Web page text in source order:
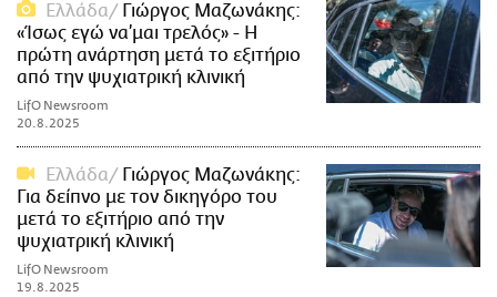
Ελλάδα
Γιώργος Μαζωνάκης:
«Ίσως εγώ να’μαι τρελός» - Η
πρώτη ανάρτηση μετά το εξιτήριο
από την ψυχιατρική κλινική
LifO Newsroom
20.8.2025
Ελλάδα
Γιώργος Μαζωνάκης:
Για δείπνο με τον δικηγόρο του
μετά το εξιτήριο από την
ψυχιατρική κλινική
LifO Newsroom
19.8.2025